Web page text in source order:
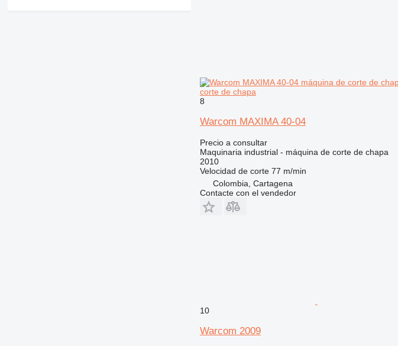
corte de chapa
8
Warcom MAXIMA 40-04
Precio a consultar
Maquinaria industrial - máquina de corte de chapa
2010
Velocidad de corte 77 m/min
Colombia, Cartagena
Contacte con el vendedor
10
Warcom 2009